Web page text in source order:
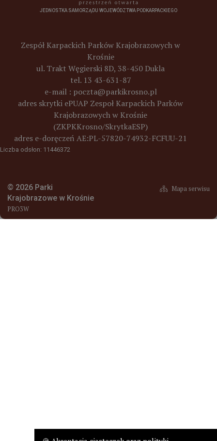
JEDNOSTKA SAMORZĄDU WOJEWÓDZTWA PODKARPACKIEGO
Zespół Karpackich Parków Krajobrazowych w
Krośnie
ul. Trakt Węgierski 8D, 38-450 Dukla
tel. 13 43-631-87
e-mail : poczta@parkikrosno.pl
adres skrytki ePUAP Zespoł Karpackich Parków
Krajobrazowych w Krośnie
(ZKPKKrosno/SkrytkaESP)
adres e-doręczeń AE:PL-57820-74932-FCFUU-21
Liczba odsłon: 11446372
© 2026 Parki
Krajobrazowe w Krośnie
PRO3W
Mapa serwisu